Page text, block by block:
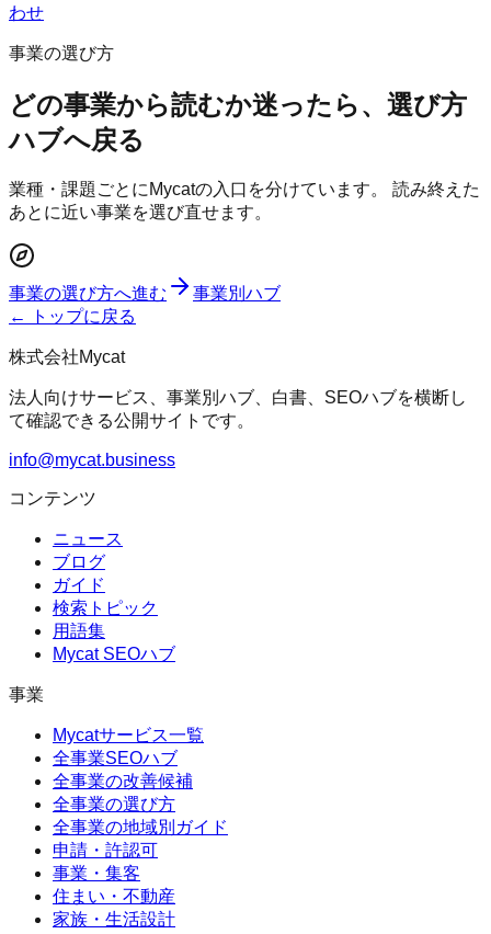
わせ
事業の選び方
どの事業から読むか迷ったら、選び方
ハブへ戻る
業種・課題ごとにMycatの入口を分けています。 読み終えた
あとに近い事業を選び直せます。
事業の選び方へ進む
事業別ハブ
← トップに戻る
株式会社Mycat
法人向けサービス、事業別ハブ、白書、SEOハブを横断し
て確認できる公開サイトです。
info@mycat.business
コンテンツ
ニュース
ブログ
ガイド
検索トピック
用語集
Mycat SEOハブ
事業
Mycatサービス一覧
全事業SEOハブ
全事業の改善候補
全事業の選び方
全事業の地域別ガイド
申請・許認可
事業・集客
住まい・不動産
家族・生活設計